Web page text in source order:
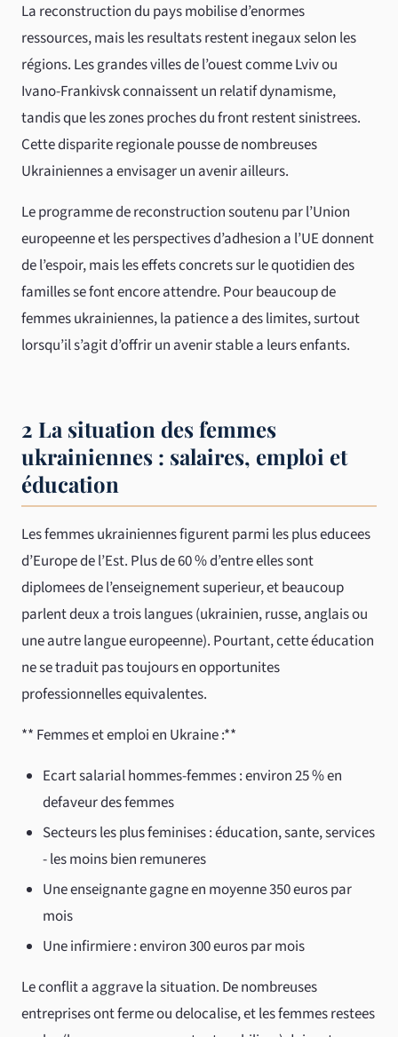
La reconstruction du pays mobilise d’enormes
ressources, mais les resultats restent inegaux selon les
régions. Les grandes villes de l’ouest comme Lviv ou
Ivano-Frankivsk connaissent un relatif dynamisme,
tandis que les zones proches du front restent sinistrees.
Cette disparite regionale pousse de nombreuses
Ukrainiennes a envisager un avenir ailleurs.
Le programme de reconstruction soutenu par l’Union
europeenne et les perspectives d’adhesion a l’UE donnent
de l’espoir, mais les effets concrets sur le quotidien des
familles se font encore attendre. Pour beaucoup de
femmes ukrainiennes, la patience a des limites, surtout
lorsqu’il s’agit d’offrir un avenir stable a leurs enfants.
2 La situation des femmes
ukrainiennes : salaires, emploi et
éducation
Les femmes ukrainiennes figurent parmi les plus educees
d’Europe de l’Est. Plus de 60 % d’entre elles sont
diplomees de l’enseignement superieur, et beaucoup
parlent deux a trois langues (ukrainien, russe, anglais ou
une autre langue europeenne). Pourtant, cette éducation
ne se traduit pas toujours en opportunites
professionnelles equivalentes.
** Femmes et emploi en Ukraine :**
Ecart salarial hommes-femmes : environ 25 % en
defaveur des femmes
Secteurs les plus feminises : éducation, sante, services
- les moins bien remuneres
Une enseignante gagne en moyenne 350 euros par
mois
Une infirmiere : environ 300 euros par mois
Le conflit a aggrave la situation. De nombreuses
entreprises ont ferme ou delocalise, et les femmes restees